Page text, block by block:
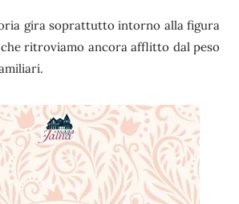
gira soprattutto intorno alla figura
ritroviamo ancora afflitto dal peso